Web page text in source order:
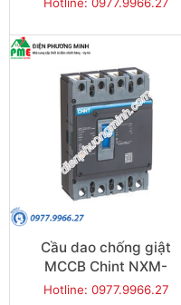
Cầu dao chống giật
MCCB Chint NXM-
125S/4300-25 25KA 4P
Hotline: 0977.9966.27